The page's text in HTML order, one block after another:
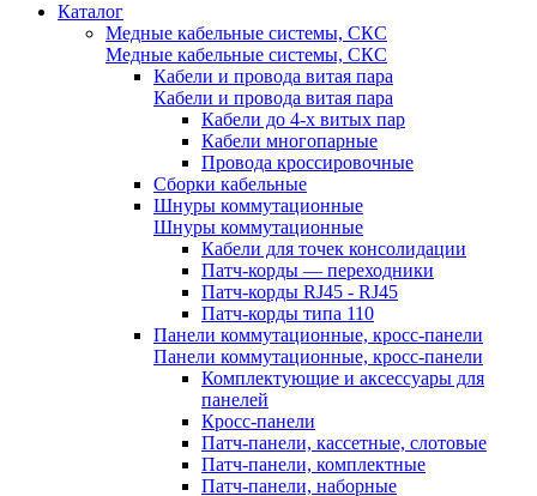
Каталог
Медные кабельные системы, СКС
Медные кабельные системы, СКС
Кабели и провода витая пара
Кабели и провода витая пара
Кабели до 4-х витых пар
Кабели многопарные
Провода кроссировочные
Сборки кабельные
Шнуры коммутационные
Шнуры коммутационные
Кабели для точек консолидации
Патч-корды — переходники
Патч-корды RJ45 - RJ45
Патч-корды типа 110
Панели коммутационные, кросс-панели
Панели коммутационные, кросс-панели
Комплектующие и аксессуары для
панелей
Кросс-панели
Патч-панели, кассетные, слотовые
Патч-панели, комплектные
Патч-панели, наборные